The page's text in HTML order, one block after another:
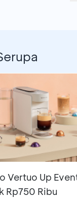
Vertuo Up
Rp750 Ribu